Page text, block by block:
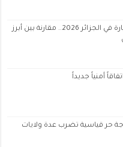
أفضل بنك لقرض السيارة في الجزائر 2026.. مقارنة بين أبرز
أمنياً جديداً
حر قياسية تضرب عدة ولايات